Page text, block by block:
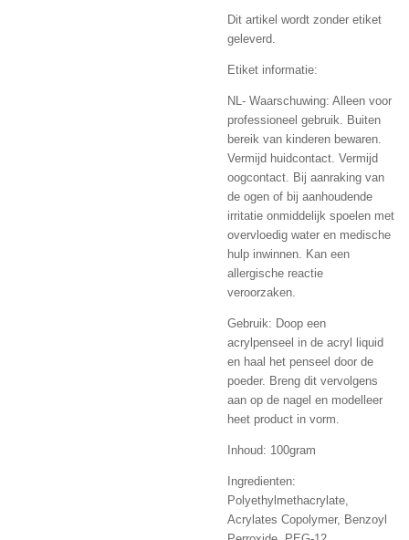
Dit artikel wordt zonder etiket
geleverd.
Etiket informatie:
NL- Waarschuwing: Alleen voor
professioneel gebruik. Buiten
bereik van kinderen bewaren.
Vermijd huidcontact. Vermijd
oogcontact. Bij aanraking van
de ogen of bij aanhoudende
irritatie onmiddelijk spoelen met
overvloedig water en medische
hulp inwinnen. Kan een
allergische reactie
veroorzaken.
Gebruik: Doop een
acrylpenseel in de acryl liquid
en haal het penseel door de
poeder. Breng dit vervolgens
aan op de nagel en modelleer
heet product in vorm.
Inhoud: 100gram
Ingredienten:
Polyethylmethacrylate,
Acrylates Copolymer, Benzoyl